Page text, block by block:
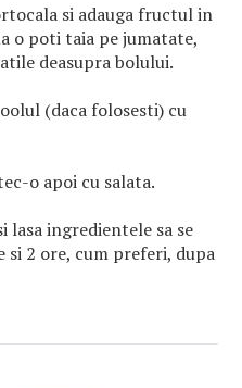
si adauga fructul in
o poti taia pe jumatate,
deasupra bolului.
(daca folosesti) cu
o apoi cu salata.
lasa ingredientele sa se
2 ore, cum preferi, dupa